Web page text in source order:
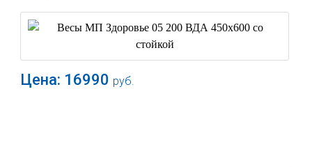
Цена: 16990 руб.